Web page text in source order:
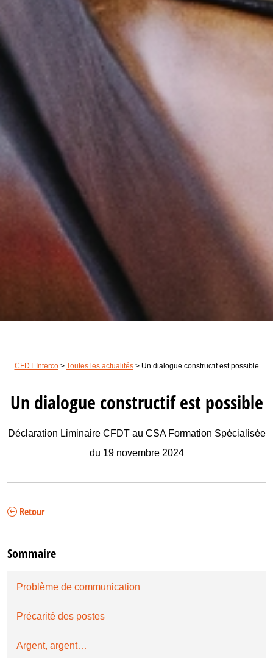
CFDT Interco> Toutes les actualités> Un dialogue constructif est possible
Un dialogue constructif est possible
Déclaration Liminaire CFDT au CSA Formation Spécialisée
du 19 novembre 2024
Retour
Sommaire
Problème de communication
Précarité des postes
Argent, argent…